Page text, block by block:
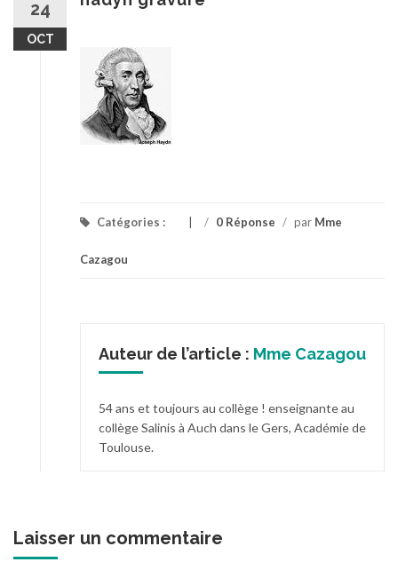
24
OCT
Catégories : / 0 Réponse / par Mme
Cazagou
Auteur de l’article : Mme Cazagou
54 ans et toujours au collège ! enseignante au
collège Salinis à Auch dans le Gers, Académie de
Toulouse.
Laisser un commentaire